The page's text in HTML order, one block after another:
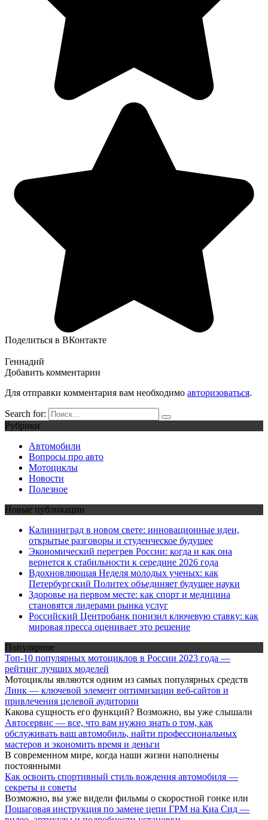
Поделиться в ВКонтакте
Геннадий
Добавить комментарии
Для отправки комментария вам необходимо авторизоваться.
Search for:
Рубрики
Автомобили
Вопросы про авто
Мотоциклы
Новости
Полезное
Новые публикации
Калининград в новом свете: инновационные идеи,
открытые разговоры и студенческое будущее
Экономический перегрев России: когда и как она
вернется к стабильности к середине 2026 года
Вдохновляющая Неделя молодых ученых: как
Петербургский Политех объединяет будущее науки
Здоровье на первом месте: как спорт и медицина
становятся лидерами рынка услуг
Российский Центробанк понизил ключевую ставку: как
мировая пресса оценивает это решение
Популярное
Топ-10 популярных мотоциклов в России 2023 года —
рейтинг лучших моделей
Мотоциклы являются одним из самых популярных средств
Линк — ключевой элемент оптимизации веб-сайтов и
привлечения целевой аудитории
Какова сущность его функций? Возможно, вы уже слышали
Автосервис — все, что вам нужно знать о том, как
обслуживать ваш автомобиль, найти профессиональных
мастеров и экономить время и деньги
В современном мире, когда наши жизни наполнены
постоянными
Как освоить спортивный стиль вождения автомобиля —
секреты и советы
Возможно, вы уже видели фильмы о скоростной гонке или
Пошаговая инструкция по замене цепи ГРМ на Киа Сид —